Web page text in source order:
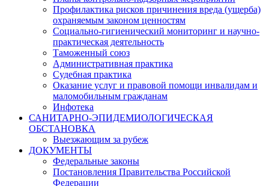
Профилактика рисков причинения вреда (ущерба)
охраняемым законом ценностям
Социально-гигиенический мониторинг и научно-
практическая деятельность
Таможенный союз
Административная практика
Судебная практика
Оказание услуг и правовой помощи инвалидам и
маломобильным гражданам
Инфотека
САНИТАРНО-ЭПИДЕМИОЛОГИЧЕСКАЯ
ОБСТАНОВКА
Выезжающим за рубеж
ДОКУМЕНТЫ
Федеральные законы
Постановления Правительства Российской
Федерации